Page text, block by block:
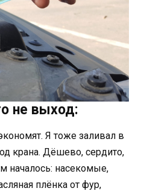
не выход:
Я тоже заливал в
крана. Дёшево, сердито,
началось: насекомые,
плёнка от фур,